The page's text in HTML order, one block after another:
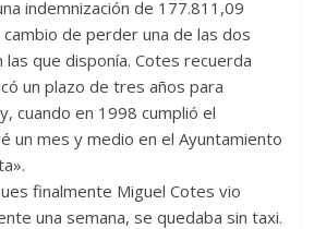
indemnización de 177.811,09
de perder una de las dos
las que disponía. Cotes recuerda
un plazo de tres años para
cuando en 1998 cumplió el
un mes y medio en el Ayuntamiento
finalmente Miguel Cotes vio
una semana, se quedaba sin taxi.